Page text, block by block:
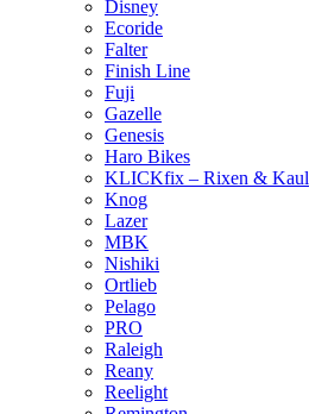
Disney
Ecoride
Falter
Finish Line
Fuji
Gazelle
Genesis
Haro Bikes
KLICKfix – Rixen & Kaul
Knog
Lazer
MBK
Nishiki
Ortlieb
Pelago
PRO
Raleigh
Reany
Reelight